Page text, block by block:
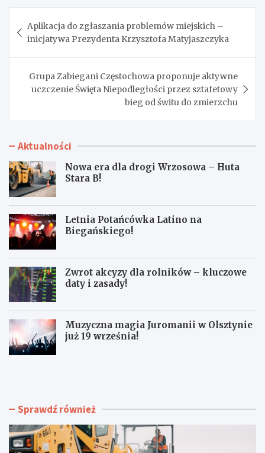
wpisu
Aplikacja do zgłaszania problemów miejskich –
inicjatywa Prezydenta Krzysztofa Matyjaszczyka
Grupa Zabiegani Częstochowa proponuje aktywne
uczczenie Święta Niepodległości przez sztafetowy
bieg od świtu do zmierzchu
Aktualności
Nowa era dla drogi Wrzosowa – Huta
Stara B!
Letnia Potańcówka Latino na
Biegańskiego!
Zwrot akcyzy dla rolników – kluczowe
daty i zasady!
Muzyczna magia Juromanii w Olsztynie
już 19 września!
N
r
d
L
a
o
Sprawdź również